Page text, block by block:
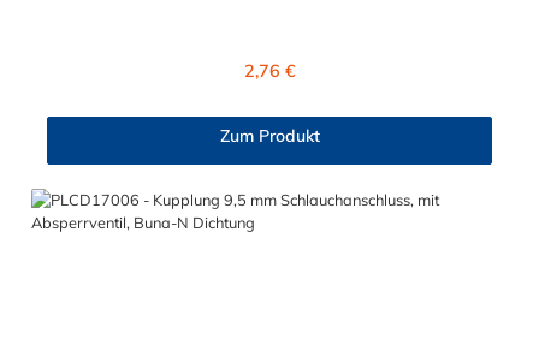
Regulärer Preis:
2,76 €
Zum Produkt